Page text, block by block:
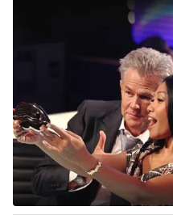
Thị trường 24h
VTV4